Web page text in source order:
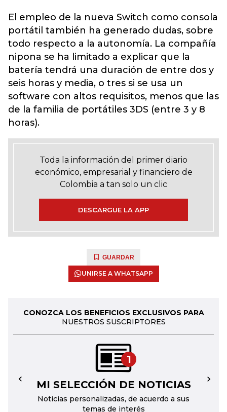
El empleo de la nueva Switch como consola
portátil también ha generado dudas, sobre
todo respecto a la autonomía. La compañía
nipona se ha limitado a explicar que la
batería tendrá una duración de entre dos y
seis horas y media, o tres si se usa un
software con altos requisitos, menos que las
de la familia de portátiles 3DS (entre 3 y 8
horas).
Toda la información del primer diario
económico, empresarial y financiero de
Colombia a tan solo un clic
DESCARGUE LA APP
GUARDAR
UNIRSE A WHATSAPP
CONOZCA LOS BENEFICIOS EXCLUSIVOS PARA
NUESTROS SUSCRIPTORES
1
MI SELECCIÓN DE NOTICIAS
Noticias personalizadas, de acuerdo a sus
temas de interés
← →